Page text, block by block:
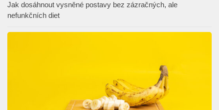
Jak dosáhnout vysněné postavy bez zázračných, ale
nefunkčních diet